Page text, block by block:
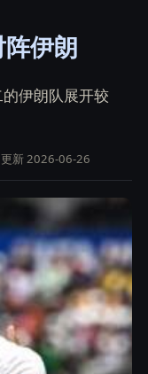
伊朗
伊朗队展开较
更新 2026-06-26